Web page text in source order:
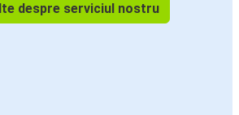
despre serviciul nostru